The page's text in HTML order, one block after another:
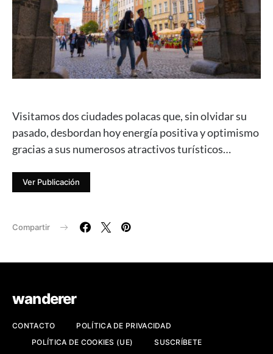
Visitamos dos ciudades polacas que, sin olvidar su
pasado, desbordan hoy energía positiva y optimismo
gracias a sus numerosos atractivos turísticos…
Ver Publicación
Compartir
wanderer
CONTACTO
POLÍTICA DE PRIVACIDAD
POLÍTICA DE COOKIES (UE)
SUSCRÍBETE